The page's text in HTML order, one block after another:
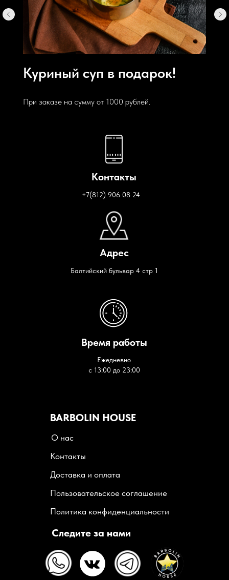
Куриный суп в подарок!
При заказе на сумму от 1000 рублей.
+7(812) 906 08 24
Балтийский бульвар 4 стр 1
Ежедневно
с 13:00 до 23:00
Контакты
Адрес
Время работы
Политика конфиденциальности
Пользовательское соглашение
Доставка и оплата
Контакты
Следите за нами
BARBOLIN HOUSE
О нас